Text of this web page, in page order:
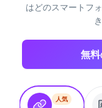
はどのスマートフ
無
人気